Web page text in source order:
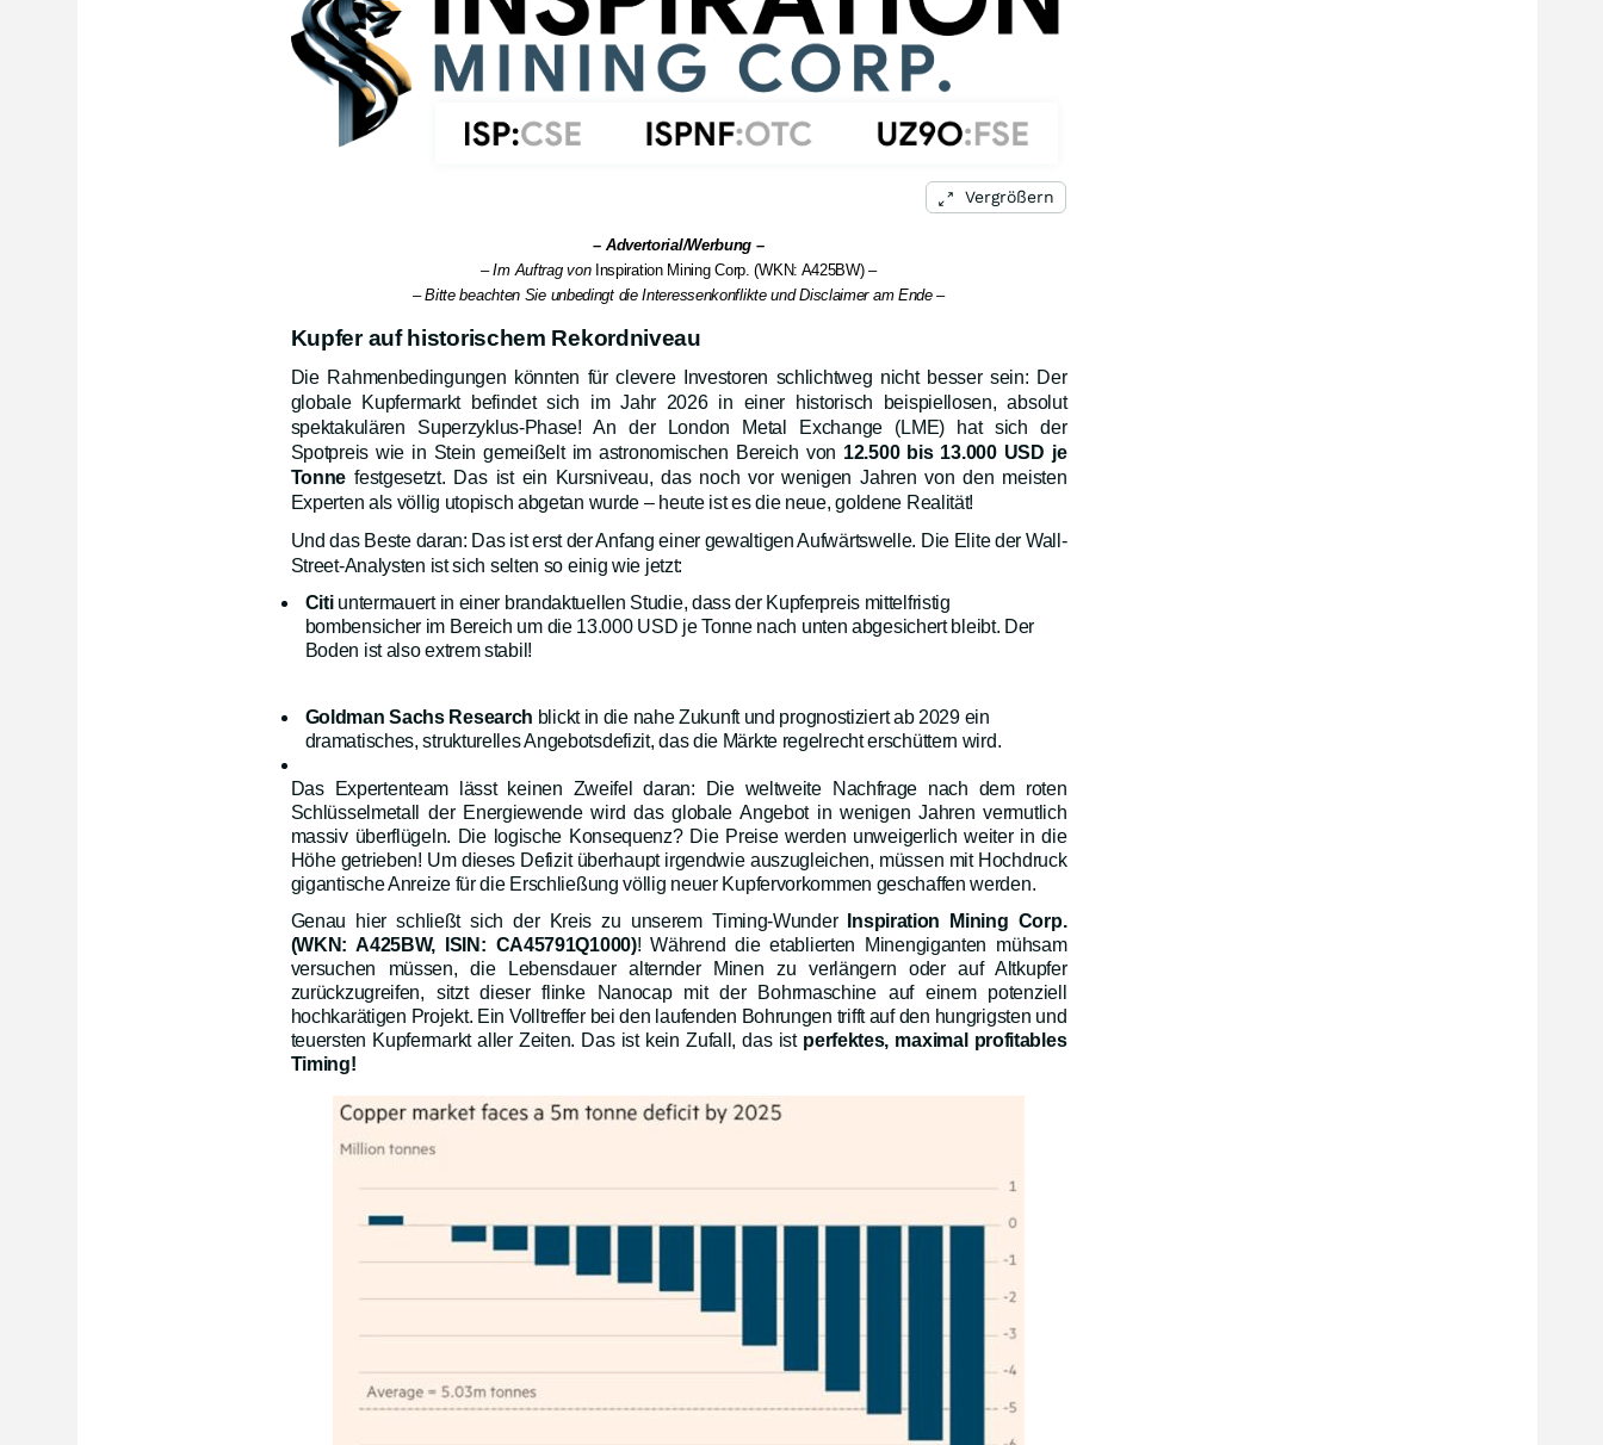
Vergrößern
– Advertorial/Werbung –
– Im Auftrag vonInspiration Mining Corp. (WKN: A425BW)–
– Bitte beachten Sie unbedingt die Interessenkonflikte und Disclaimer am Ende –
Kupfer auf historischem Rekordniveau
Die Rahmenbedingungen könnten für clevere Investoren schlichtweg nicht besser sein: Der
globale Kupfermarkt befindet sich im Jahr 2026 in einer historisch beispiellosen, absolut
spektakulären Superzyklus-Phase! An der London Metal Exchange (LME) hat sich der
Spotpreis wie in Stein gemeißelt im astronomischen Bereich von 12.500 bis 13.000 USD je
Tonne festgesetzt. Das ist ein Kursniveau, das noch vor wenigen Jahren von den meisten
Experten als völlig utopisch abgetan wurde – heute ist es die neue, goldene Realität!
Und das Beste daran: Das ist erst der Anfang einer gewaltigen Aufwärtswelle. Die Elite der Wall-
Street-Analysten ist sich selten so einig wie jetzt:
Citiuntermauert in einer brandaktuellen Studie, dass der Kupferpreis mittelfristig
bombensicher im Bereich um die 13.000 USD je Tonne nach unten abgesichert bleibt. Der
Boden ist also extrem stabil!
Goldman Sachs Research blickt in die nahe Zukunft und prognostiziert ab 2029 ein
dramatisches, strukturelles Angebotsdefizit, das die Märkte regelrecht erschüttern wird.
Das Expertenteam lässt keinen Zweifel daran: Die weltweite Nachfrage nach dem roten
Schlüsselmetall der Energiewende wird das globale Angebot in wenigen Jahren vermutlich
massiv überflügeln. Die logische Konsequenz? Die Preise werden unweigerlich weiter in die
Höhe getrieben! Um dieses Defizit überhaupt irgendwie auszugleichen, müssen mit Hochdruck
gigantische Anreize für die Erschließung völlig neuer Kupfervorkommen geschaffen werden.
Genau hier schließt sich der Kreis zu unserem Timing-Wunder
Inspiration Mining Corp.
(WKN: A425BW, ISIN: CA45791Q1000)! Während die etablierten Minengiganten mühsam
versuchen müssen, die Lebensdauer alternder Minen zu verlängern oder auf Altkupfer
zurückzugreifen, sitzt dieser flinke Nanocap mit der Bohrmaschine auf einem potenziell
hochkarätigen Projekt. Ein Volltreffer bei den laufenden Bohrungen trifft auf den hungrigsten und
teuersten Kupfermarkt aller Zeiten. Das ist kein Zufall, das ist perfektes, maximal profitables
Timing!